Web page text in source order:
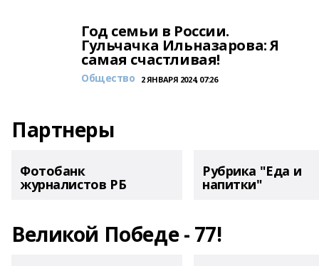
Год семьи в России.
Гульчачка Ильназарова: Я
самая счастливая!
Общество 2 ЯНВАРЯ 2024, 07:26
Партнеры
Фотобанк
журналистов РБ
Рубрика "Еда и
напитки"
Великой Победе - 77!